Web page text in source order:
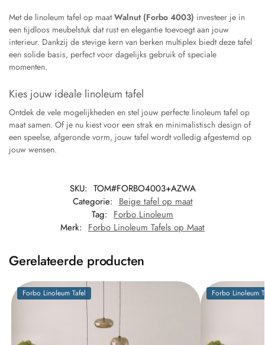
Met de linoleum tafel op maatWalnut (Forbo 4003) investeer je in
een tijdloos meubelstuk dat rust en elegantie toevoegt aan jouw
interieur. Dankzij de stevige kern van berken multiplex biedt deze tafel
een solide basis, perfect voor dagelijks gebruik of speciale
momenten.
Kies jouw ideale linoleum tafel
Ontdek de vele mogelijkheden en stel jouw perfecte linoleum tafel op
maat samen. Of je nu kiest voor een strak en minimalistisch design of
een speelse, afgeronde vorm, jouw tafel wordt volledig afgestemd op
jouw wensen.
SKU: TOM#FORBO4003+AZWA
Categorie: Beige tafel op maat
Tag: Forbo Linoleum
Merk: Forbo Linoleum Tafels op Maat
Gerelateerde producten
Forbo Linoleum Tafel Forbo Linoleum